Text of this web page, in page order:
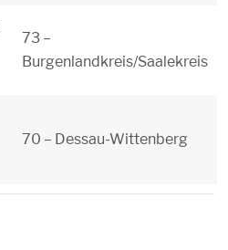
73 –
Burgenlandkreis/Saalekreis
70 – Dessau-Wittenberg